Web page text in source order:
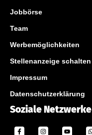
Jobbörse
Team
Werbemöglichkeiten
Stellenanzeige schalten
Impressum
Datenschutzerklärung
Soziale Netzwerke